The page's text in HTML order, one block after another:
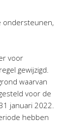
ondersteunen,
voor
gewijzigd.
waarvan
voor de
januari 2022.
hebben